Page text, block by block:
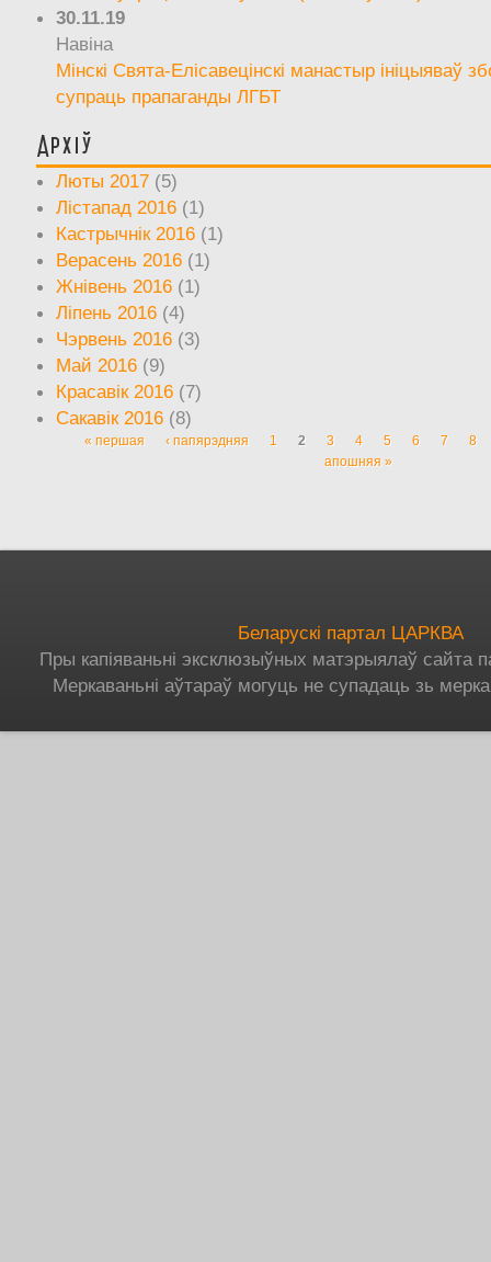
30.11.19
Навіна
Мінскі Свята-Елісавецінскі манастыр ініцыяваў
супраць прапаганды ЛГБТ
Архіў
Люты 2017 (5)
Лістапад 2016 (1)
Кастрычнік 2016 (1)
Верасень 2016 (1)
Жнівень 2016 (1)
Ліпень 2016 (4)
Чэрвень 2016 (3)
Май 2016 (9)
Красавік 2016 (7)
Сакавік 2016 (8)
Старонкі
« першая ‹ папярэдняя 1 2 3 4 5 6 7
8
апошняя »
Беларускі партал ЦАРКВА
Пры капіяваньні эксклюзыўных матэрыялаў сайта
Меркаваньні аўтараў могуць не супадаць зь